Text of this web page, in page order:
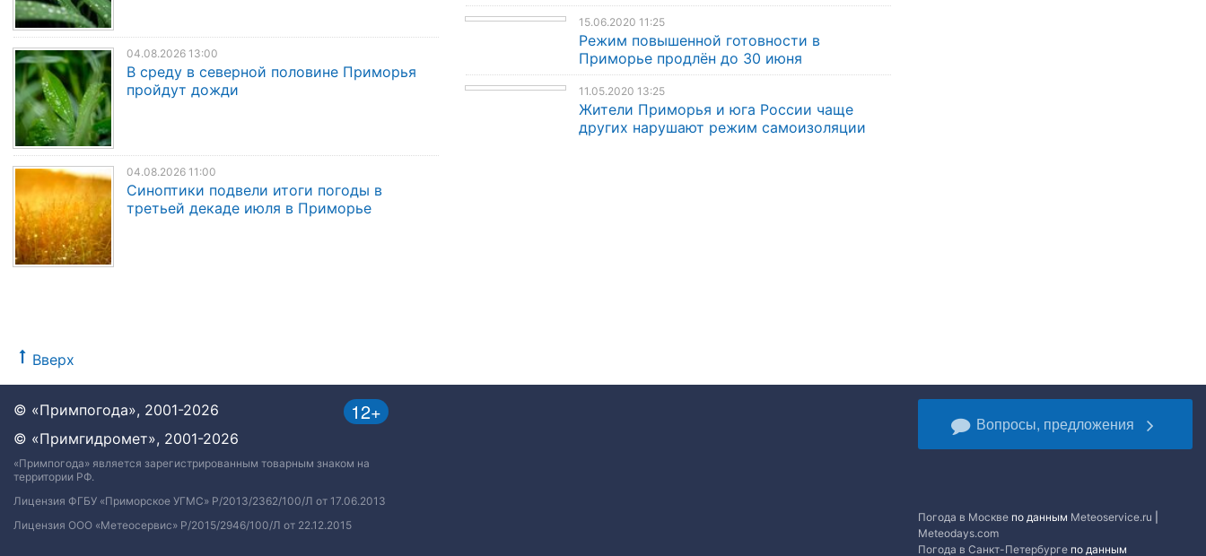
04.08.2026 13:00
В среду в северной половине Приморья
пройдут дожди
04.08.2026 11:00
Синоптики подвели итоги погоды в
третьей декаде июля в Приморье
15.06.2020 11:25
Режим повышенной готовности в
Приморье продлён до 30 июня
11.05.2020 13:25
Жители Приморья и юга России чаще
других нарушают режим самоизоляции
Вверх
12+
© «Примпогода», 2001-2026
© «Примгидромет», 2001-2026
«Примпогода» является зарегистрированным товарным знаком на
территории РФ.
Лицензия ФГБУ «Приморское УГМС» Р/2013/2362/100/Л от 17.06.2013
Лицензия ООО «Метеосервис» Р/2015/2946/100/Л от 22.12.2015
Вопросы, предложения
Погода в Москве по данным Meteoservice.ru
Meteodays.com
Погода в Санкт-Петербурге по данным